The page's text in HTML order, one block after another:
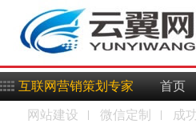
互联网营销策划专家 首页
网站建设 微信定制 成